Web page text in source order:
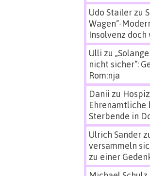
Udo Stailerzu
Wagen“-
Insolvenz
Ulli zu
nicht sicher“:
Rom:nja
Danii zu
Ehrenamtliche
Sterbende in
Ulrich Sander
versammeln
zu einer